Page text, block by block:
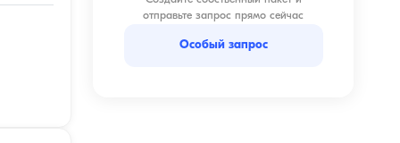
отправьте запрос прямо сейчас
Особый запрос